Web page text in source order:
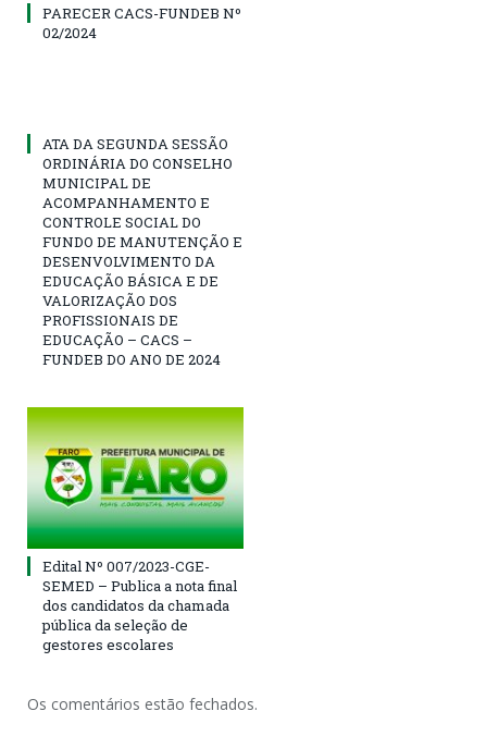
PARECER CACS-FUNDEB Nº
02/2024
ATA DA SEGUNDA SESSÃO
ORDINÁRIA DO CONSELHO
MUNICIPAL DE
ACOMPANHAMENTO E
CONTROLE SOCIAL DO
FUNDO DE MANUTENÇÃO E
DESENVOLVIMENTO DA
EDUCAÇÃO BÁSICA E DE
VALORIZAÇÃO DOS
PROFISSIONAIS DE
EDUCAÇÃO – CACS –
FUNDEB DO ANO DE 2024
Edital Nº 007/2023-CGE-
SEMED – Publica a nota final
dos candidatos da chamada
pública da seleção de
gestores escolares
Os comentários estão fechados.